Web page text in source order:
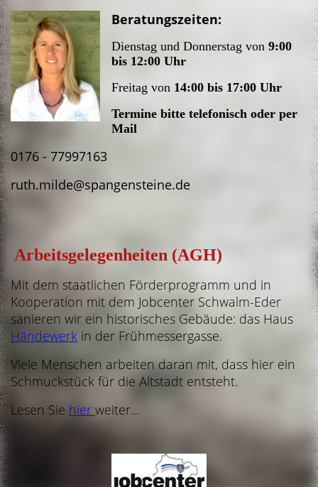
Beratungszeiten:
Dienstag und Donnerstag von 9:00
bis 12:00Uhr
Freitag von 14:00 bis 17:00Uhr
Termine bitte telefonisch oder per
Mail
0176 - 77997163
ruth.milde@spangensteine.de
Arbeitsgelegenheiten (AGH)
Mit dem staatlichen Förderprogramm und in
Kooperation mit dem Jobcenter Schwalm-Eder
sanieren wir ein historisches Gebäude: das Haus
Händewerk in der Frühmessergasse.
Viele Menschen arbeiten daran mit, dass hier ein
Schmuckstück für die Altstadt entsteht.
Lesen Sie hier weiter...